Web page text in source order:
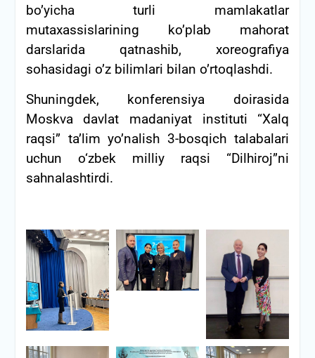
bo’yicha turli mamlakatlar
mutaxassislarining ko’plab mahorat
darslarida qatnashib, xoreografiya
sohasidagi o’z bilimlari bilan o’rtoqlashdi.
Shuningdek, konferensiya doirasida
Moskva davlat madaniyat instituti “Xalq
raqsi” ta’lim yo’nalish 3-bosqich talabalari
uchun o‘zbek milliy raqsi “Dilhiroj”ni
sahnalashtirdi.